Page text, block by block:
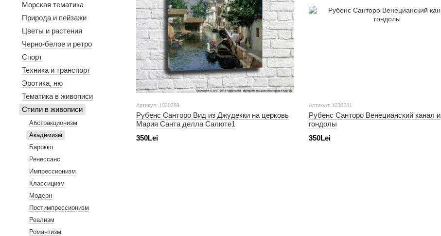
Артикул: 1030289
Рубенс Санторо Вид из Джудекки на церковь
Мария Санта делла Салюте1
350Lei
Артикул: 1030281
Рубенс Санторо Венецианский канал и
гондолы
350Lei
Морская тематика
Природа и пейзажи
Цветы и растения
Черно-белое и ретро
Спорт
Техника и транспорт
Эротика, ню
Тематика в живописи
Стили в живописи
Абстракционизм
Академизм
Барокко
Ренессанс
Импрессионизм
Классицизм
Модерн
Постимпрессионизм
Реализм
Романтизм